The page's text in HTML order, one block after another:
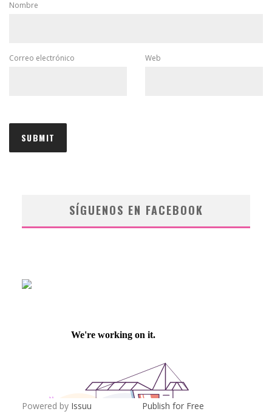
Nombre
Correo electrónico Web
SÍGUENOS EN FACEBOOK
Powered by Issuu Publish for Free